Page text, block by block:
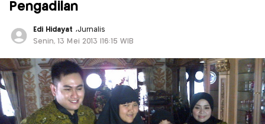
Pengadilan
Edi Hidayat ,Jurnalis
Senin, 13 Mei 2013 |16:15 WIB